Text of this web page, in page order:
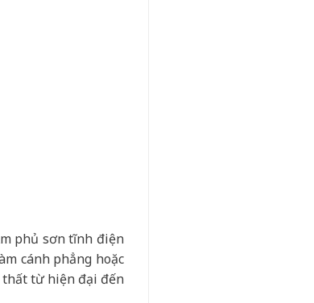
phủ sơn tĩnh điện
cánh phẳng hoặc
thất từ hiện đại đến